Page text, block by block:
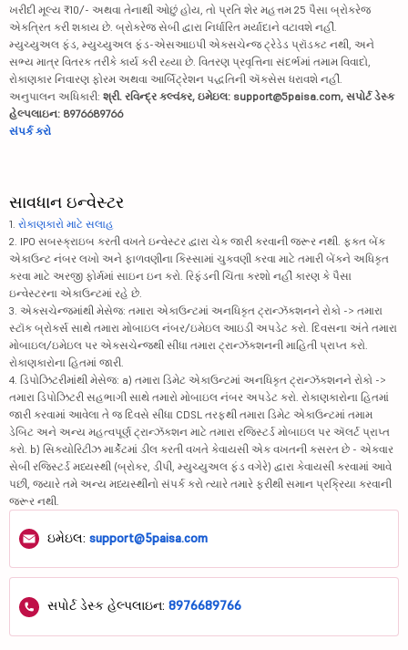
ખરીદી મૂલ્ય ₹10/- અથવા તેનાથી ઓછું હોય, તો પ્રતિ શેર મહત્તમ 25 પૈસા બ્રોકરેજ
એકત્રિત કરી શકાય છે. બ્રોકરેજ સેબી દ્વારા નિર્ધારિત મર્યાદાને વટાવશે નહીં.
મ્યુચ્યુઅલ ફંડ, મ્યુચ્યુઅલ ફંડ-એસઆઇપી એક્સચેન્જ ટ્રેડેડ પ્રૉડક્ટ નથી, અને
સભ્ય માત્ર વિતરક તરીકે કાર્ય કરી રહ્યા છે. વિતરણ પ્રવૃત્તિના સંદર્ભમાં તમામ વિવાદો,
રોકાણકાર નિવારણ ફોરમ અથવા આર્બિટ્રેશન પદ્ધતિની ઍક્સેસ ધરાવશે નહીં.
અનુપાલન અધિકારી: શ્રી. રવિન્દ્ર કલ્વંકર, ઇમેઇલ: support@5paisa.com, સપોર્ટ ડેસ્ક
હેલ્પલાઇન: 8976689766
સંપર્ક કરો
સાવધાન ઇન્વેસ્ટર
1. રોકાણકારો માટે સલાહ
2. IPO સબસ્ક્રાઇબ કરતી વખતે ઇન્વેસ્ટર દ્વારા ચેક જારી કરવાની જરૂર નથી. ફક્ત બેંક
એકાઉન્ટ નંબર લખો અને ફાળવણીના કિસ્સામાં ચુકવણી કરવા માટે તમારી બેંકને અધિકૃત
કરવા માટે અરજી ફોર્મમાં સાઇન ઇન કરો. રિફંડની ચિંતા કરશો નહીં કારણ કે પૈસા
ઇન્વેસ્ટરના એકાઉન્ટમાં રહે છે.
3. એક્સચેન્જમાંથી મેસેજ: તમારા એકાઉન્ટમાં અનધિકૃત ટ્રાન્ઝૅક્શનને રોકો -> તમારા
સ્ટૉક બ્રોકર્સ સાથે તમારા મોબાઇલ નંબર/ઇમેઇલ આઇડી અપડેટ કરો. દિવસના અંતે તમારા
મોબાઇલ/ઇમેઇલ પર એક્સચેન્જથી સીધા તમારા ટ્રાન્ઝૅક્શનની માહિતી પ્રાપ્ત કરો.
રોકાણકારોના હિતમાં જારી.
4. ડિપોઝિટરીમાંથી મેસેજ: a) તમારા ડિમેટ એકાઉન્ટમાં અનધિકૃત ટ્રાન્ઝૅક્શનને રોકો ->
તમારા ડિપોઝિટરી સહભાગી સાથે તમારો મોબાઇલ નંબર અપડેટ કરો. રોકાણકારોના હિતમાં
જારી કરવામાં આવેલા તે જ દિવસે સીધા CDSL તરફથી તમારા ડિમેટ એકાઉન્ટમાં તમામ
ડેબિટ અને અન્ય મહત્વપૂર્ણ ટ્રાન્ઝૅક્શન માટે તમારા રજિસ્ટર્ડ મોબાઇલ પર ઍલર્ટ પ્રાપ્ત
કરો. b) સિક્યોરિટીઝ માર્કેટમાં ડીલ કરતી વખતે કેવાયસી એક વખતની કસરત છે - એકવાર
સેબી રજિસ્ટર્ડ મધ્યસ્થી (બ્રોકર, ડીપી, મ્યુચ્યુઅલ ફંડ વગેરે) દ્વારા કેવાયસી કરવામાં આવે
પછી, જ્યારે તમે અન્ય મધ્યસ્થીનો સંપર્ક કરો ત્યારે તમારે ફરીથી સમાન પ્રક્રિયા કરવાની
જરૂર નથી.
ઇમેઇલ: support@5paisa.com
સપોર્ટ ડેસ્ક હેલ્પલાઇન: 8976689766